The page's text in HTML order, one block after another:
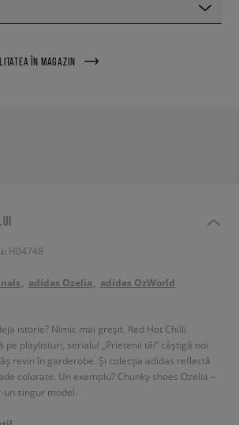
ÎN MAGAZIN
H04748
adidas Ozelia
adidas OzWorld
istorie? Nimic mai greșit. Red Hot Chilli
pe playlisturi, serialul „Prietenii tăi” câștigă noi
revin în garderobe. Și colecția adidas reflectă
colorate. Un exemplu? Chunky shoes Ozelia –
singur model.